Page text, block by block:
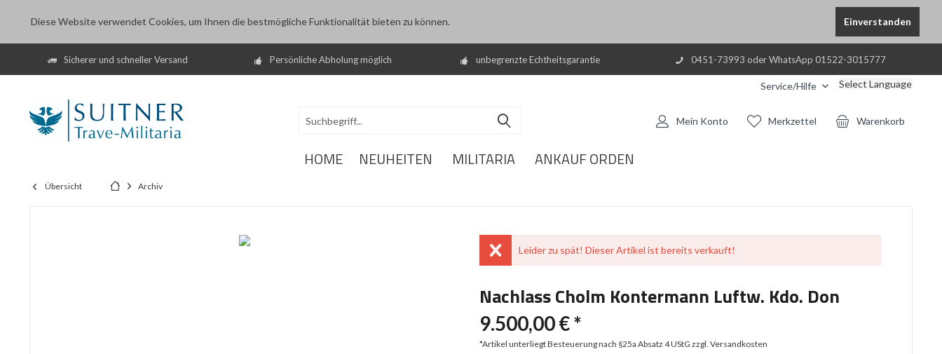
Diese Website verwendet Cookies, um Ihnen die bestmögliche Funktionalität bieten zu können. Einverstanden
Sicherer und schneller Versand Persönliche Abholung möglich unbegrenzte Echtheitsgarantie 0451-73993 oder WhatsApp 01522-3015777
Service/Hilfe Select Language
Warenkorb
Merkzettel
Mein Konto
HOME NEUHEITEN MILITARIA ANKAUF ORDEN
Übersicht Archiv
Leider zu spät! Dieser Artikel ist bereits verkauft!
Nachlass Cholm Kontermann Luftw. Kdo. Don
9.500,00 € *
*Artikel unterliegt Besteuerung nach §25a Absatz 4 UStGzzgl. Versandkosten